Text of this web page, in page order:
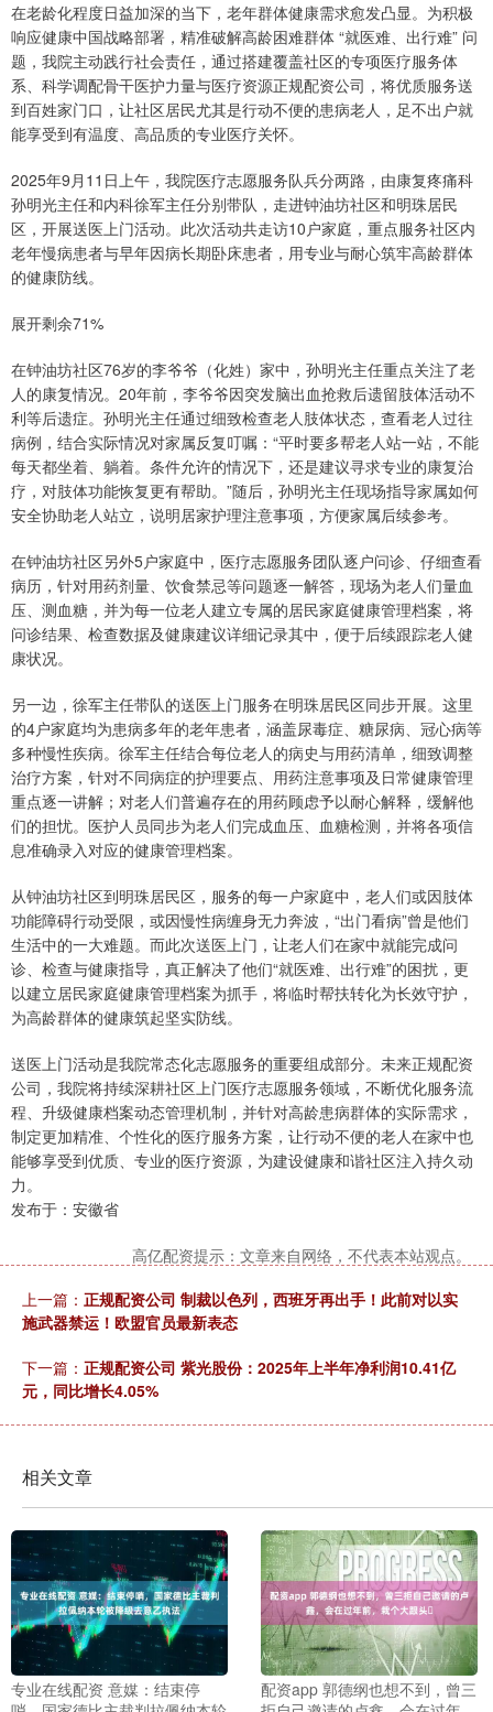
在老龄化程度日益加深的当下，老年群体健康需求愈发凸显。为积极
响应健康中国战略部署，精准破解高龄困难群体 “就医难、出行难” 问
题，我院主动践行社会责任，通过搭建覆盖社区的专项医疗服务体
系、科学调配骨干医护力量与医疗资源正规配资公司，将优质服务送
到百姓家门口，让社区居民尤其是行动不便的患病老人，足不出户就
能享受到有温度、高品质的专业医疗关怀。
2025年9月11日上午，我院医疗志愿服务队兵分两路，由康复疼痛科
孙明光主任和内科徐军主任分别带队，走进钟油坊社区和明珠居民
区，开展送医上门活动。此次活动共走访10户家庭，重点服务社区内
老年慢病患者与早年因病长期卧床患者，用专业与耐心筑牢高龄群体
的健康防线。
展开剩余71%
在钟油坊社区76岁的李爷爷（化姓）家中，孙明光主任重点关注了老
人的康复情况。20年前，李爷爷因突发脑出血抢救后遗留肢体活动不
利等后遗症。孙明光主任通过细致检查老人肢体状态，查看老人过往
病例，结合实际情况对家属反复叮嘱：“平时要多帮老人站一站，不能
每天都坐着、躺着。条件允许的情况下，还是建议寻求专业的康复治
疗，对肢体功能恢复更有帮助。”随后，孙明光主任现场指导家属如何
安全协助老人站立，说明居家护理注意事项，方便家属后续参考。
在钟油坊社区另外5户家庭中，医疗志愿服务团队逐户问诊、仔细查看
病历，针对用药剂量、饮食禁忌等问题逐一解答，现场为老人们量血
压、测血糖，并为每一位老人建立专属的居民家庭健康管理档案，将
问诊结果、检查数据及健康建议详细记录其中，便于后续跟踪老人健
康状况。
另一边，徐军主任带队的送医上门服务在明珠居民区同步开展。这里
的4户家庭均为患病多年的老年患者，涵盖尿毒症、糖尿病、冠心病等
多种慢性疾病。徐军主任结合每位老人的病史与用药清单，细致调整
治疗方案，针对不同病症的护理要点、用药注意事项及日常健康管理
重点逐一讲解；对老人们普遍存在的用药顾虑予以耐心解释，缓解他
们的担忧。医护人员同步为老人们完成血压、血糖检测，并将各项信
息准确录入对应的健康管理档案。
从钟油坊社区到明珠居民区，服务的每一户家庭中，老人们或因肢体
功能障碍行动受限，或因慢性病缠身无力奔波，“出门看病”曾是他们
生活中的一大难题。而此次送医上门，让老人们在家中就能完成问
诊、检查与健康指导，真正解决了他们“就医难、出行难”的困扰，更
以建立居民家庭健康管理档案为抓手，将临时帮扶转化为长效守护，
为高龄群体的健康筑起坚实防线。
送医上门活动是我院常态化志愿服务的重要组成部分。未来正规配资
公司，我院将持续深耕社区上门医疗志愿服务领域，不断优化服务流
程、升级健康档案动态管理机制，并针对高龄患病群体的实际需求，
制定更加精准、个性化的医疗服务方案，让行动不便的老人在家中也
能够享受到优质、专业的医疗资源，为建设健康和谐社区注入持久动
力。
发布于：安徽省
高亿配资提示：文章来自网络，不代表本站观点。
上一篇： 正规配资公司 制裁以色列，西班牙再出手！此前对以实
施武器禁运！欧盟官员最新表态
下一篇： 正规配资公司 紫光股份：2025年上半年净利润10.41亿
元，同比增长4.05%
相关文章
专业在线配资 意媒：结束停
配资app 郭德纲也想不到，曾三